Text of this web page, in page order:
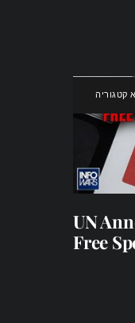
קטגוריה
UN
Free